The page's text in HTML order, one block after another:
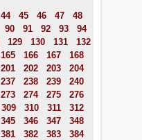
44 45 46 47
48
90 91 92 93
94
129 130 131
132
165 166 167
168
201 202 203
204
237 238 239
240
273 274 275
276
309 310 311
312
345 346 347
348
381 382 383
384